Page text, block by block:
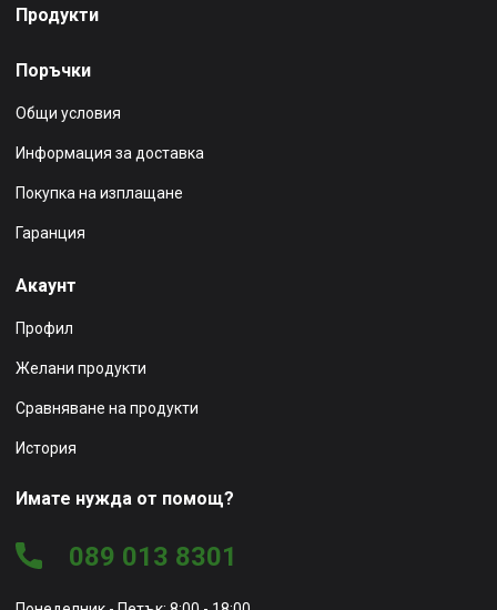
Продукти
Поръчки
Общи условия
Информация за доставка
Покупка на изплащане
Гаранция
Акаунт
Профил
Желани продукти
Сравняване на продукти
История
Имате нужда от помощ?
089 013 8301